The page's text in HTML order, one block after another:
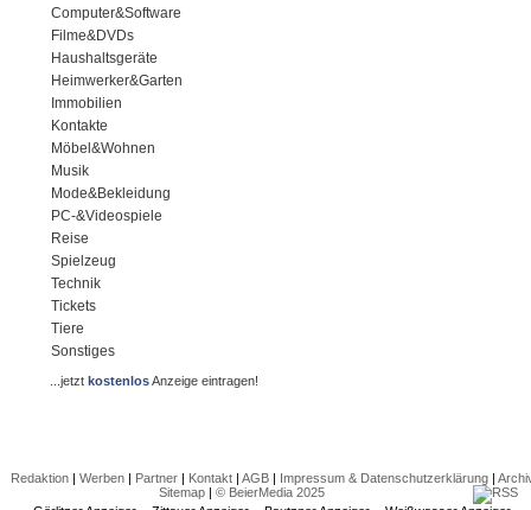
Computer&Software
Filme&DVDs
Haushaltsgeräte
Heimwerker&Garten
Immobilien
Kontakte
Möbel&Wohnen
Musik
Mode&Bekleidung
PC-&Videospiele
Reise
Spielzeug
Technik
Tickets
Tiere
Sonstiges
...jetztkostenlosAnzeige eintragen!
Redaktion| Werben| Partner| Kontakt| AGB| Impressum & Datenschutzerklärung|
Sitemap| © BeierMedia 2025